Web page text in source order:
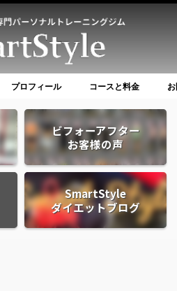
プロフィール コースと料金
ビフォーアフター
お客様の声
SmartStyle
ダイエットブログ